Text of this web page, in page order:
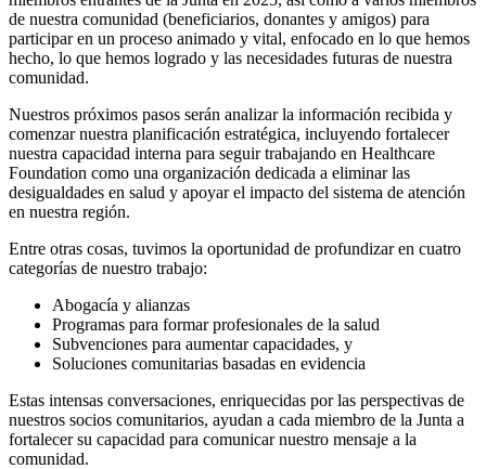
de nuestra comunidad (beneficiarios, donantes y amigos) para
participar en un proceso animado y vital, enfocado en lo que hemos
hecho, lo que hemos logrado y las necesidades futuras de nuestra
comunidad.
Nuestros próximos pasos serán analizar la información recibida y
comenzar nuestra planificación estratégica, incluyendo fortalecer
nuestra capacidad interna para seguir trabajando en Healthcare
Foundation como una organización dedicada a eliminar las
desigualdades en salud y apoyar el impacto del sistema de atención
en nuestra región.
Entre otras cosas, tuvimos la oportunidad de profundizar en cuatro
categorías de nuestro trabajo:
Abogacía y alianzas
Programas para formar profesionales de la salud
Subvenciones para aumentar capacidades, y
Soluciones comunitarias basadas en evidencia
Estas intensas conversaciones, enriquecidas por las perspectivas de
nuestros socios comunitarios, ayudan a cada miembro de la Junta a
fortalecer su capacidad para comunicar nuestro mensaje a la
comunidad.